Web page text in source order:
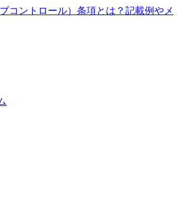
コントロール）条項とは？記載例やメ